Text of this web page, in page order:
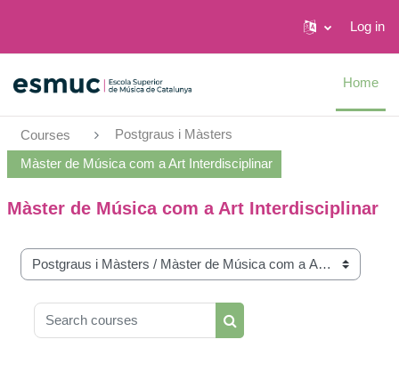
Log in
Home
Courses Postgraus i Màsters
Màster de Música com a Art Interdisciplinar
Màster de Música com a Art Interdisciplinar
Course categories
Search courses
Search courses